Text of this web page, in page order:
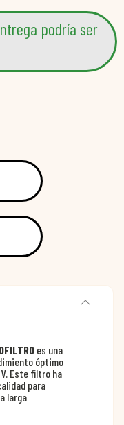
podría ser
es una
óptimo
Este filtro ha
para
larga